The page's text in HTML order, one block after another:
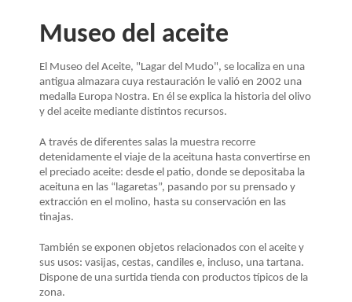
AYUDA
NAVEGACIÓN
Museo del aceite
El Museo del Aceite, "Lagar del Mudo", se localiza en una
antigua almazara cuya restauración le valió en 2002 una
medalla Europa Nostra. En él se explica la historia del olivo
y del aceite mediante distintos recursos.
A través de diferentes salas la muestra recorre
detenidamente el viaje de la aceituna hasta convertirse en
el preciado aceite: desde el patio, donde se depositaba la
aceituna en las “lagaretas”, pasando por su prensado y
extracción en el molino, hasta su conservación en las
tinajas.
También se exponen objetos relacionados con el aceite y
sus usos: vasijas, cestas, candiles e, incluso, una tartana.
Dispone de una surtida tienda con productos típicos de la
zona.